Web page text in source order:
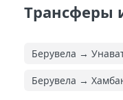
Трансферы
Берувела →
Берувела →